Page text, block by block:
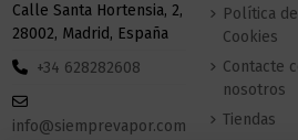
Calle Santa Hortensia, 2,
28002, Madrid, España
+34 628282608
info@siemprevapor.com
Política de
Cookies
Contacte
nosotros
Tiendas